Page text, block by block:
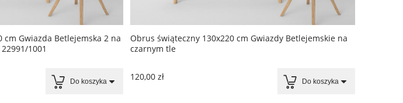
cm Gwiazda Betlejemska 2 na
1001
Do koszyka
Obrus świąteczny 130x220 cm Gwiazdy Betlejemskie na
czarnym tle
120,00 zł Do koszyka